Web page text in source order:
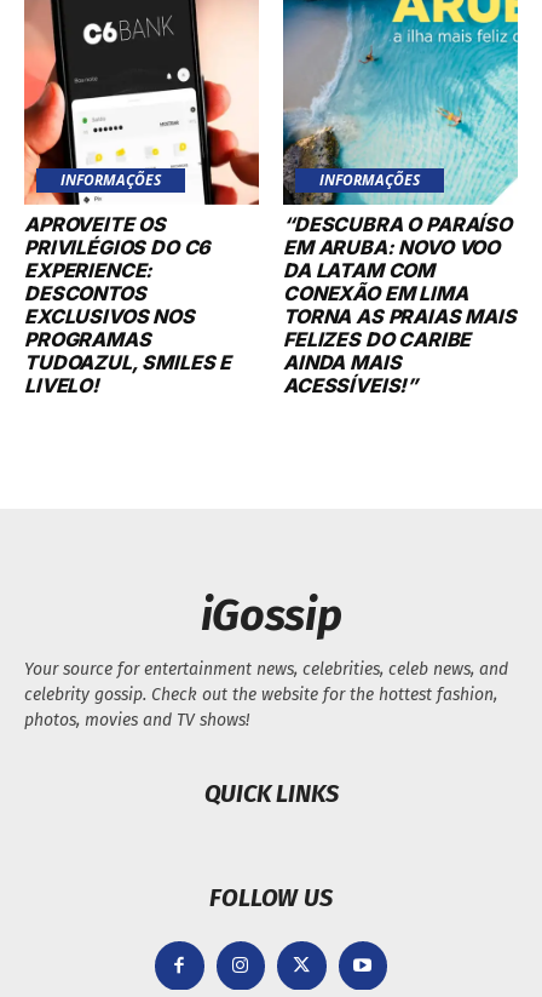
INFORMAÇÕES
APROVEITE OS
PRIVILÉGIOS DO C6
EXPERIENCE:
DESCONTOS
EXCLUSIVOS NOS
PROGRAMAS
TUDOAZUL, SMILES E
LIVELO!
INFORMAÇÕES
“DESCUBRA O PARAÍSO
EM ARUBA: NOVO VOO
DA LATAM COM
CONEXÃO EM LIMA
TORNA AS PRAIAS MAIS
FELIZES DO CARIBE
AINDA MAIS
ACESSÍVEIS!”
iGossip
Your source for entertainment news, celebrities, celeb news, and
celebrity gossip. Check out the website for the hottest fashion,
photos, movies and TV shows!
QUICK LINKS
FOLLOW US